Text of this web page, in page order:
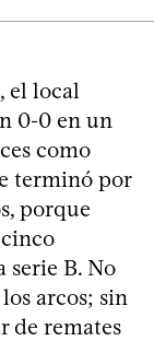
el local
0-0 en un
como
terminó por
porque
serie B. No
arcos; sin
de remates